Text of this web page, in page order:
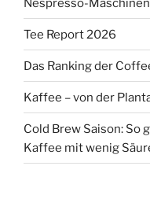
Tee Report 2026
Das Ranking der
Kaffee – von der
Cold Brew Saison: So
Kaffee mit wenig